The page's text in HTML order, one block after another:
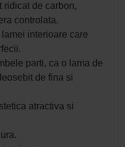
ridicat de carbon,
controlata.
interioare care
parti, ca o lama de
de fina si
atractiva si